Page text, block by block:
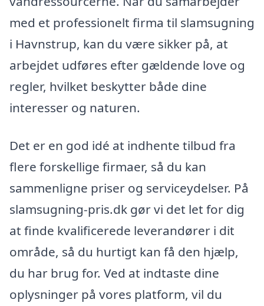
med et professionelt firma til slamsugning
i Havnstrup, kan du være sikker på, at
arbejdet udføres efter gældende love og
regler, hvilket beskytter både dine
interesser og naturen.
Det er en god idé at indhente tilbud fra
flere forskellige firmaer, så du kan
sammenligne priser og serviceydelser. På
slamsugning-pris.dk gør vi det let for dig
at finde kvalificerede leverandører i dit
område, så du hurtigt kan få den hjælp,
du har brug for. Ved at indtaste dine
oplysninger på vores platform, vil du